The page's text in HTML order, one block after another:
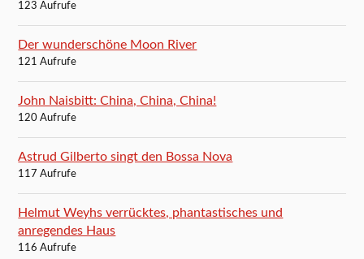
123 Aufrufe
Der wunderschöne Moon River
121 Aufrufe
John Naisbitt: China, China, China!
120 Aufrufe
Astrud Gilberto singt den Bossa Nova
117 Aufrufe
Helmut Weyhs verrücktes, phantastisches und
anregendes Haus
116 Aufrufe